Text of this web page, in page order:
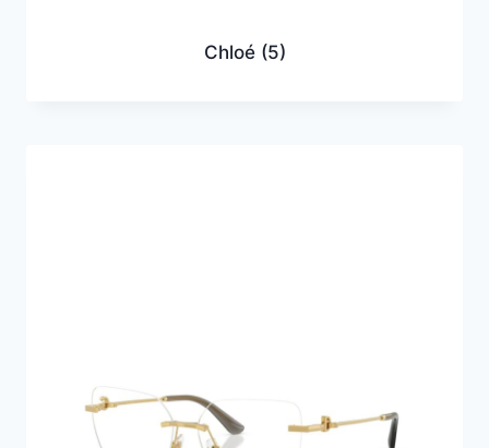
Chloé (5)